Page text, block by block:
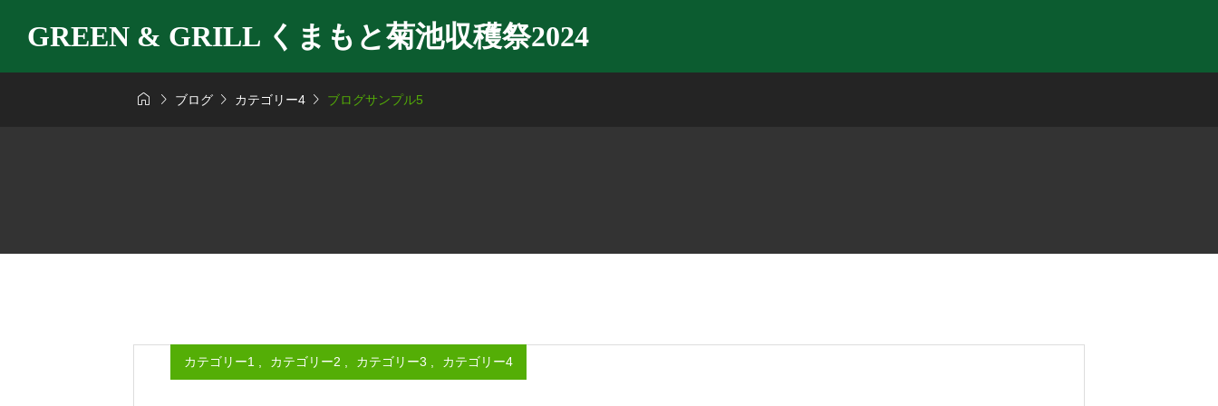
GREEN & GRILL くまもと菊池収穫祭2024
  ブログ  カテゴリー4  ブログサンプル5
カテゴリー1 カテゴリー2 カテゴリー3 カテゴリー4